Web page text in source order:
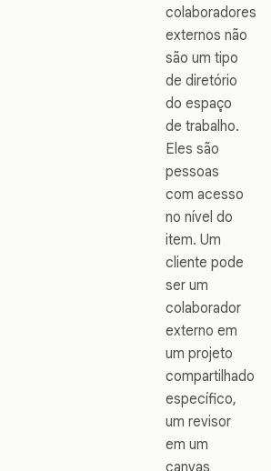
colaboradores
externos não
são um tipo
de diretório
do espaço
de trabalho.
Eles são
pessoas
com acesso
no nível do
item. Um
cliente pode
ser um
colaborador
externo em
um projeto
compartilhado
específico,
um revisor
em um
canvas